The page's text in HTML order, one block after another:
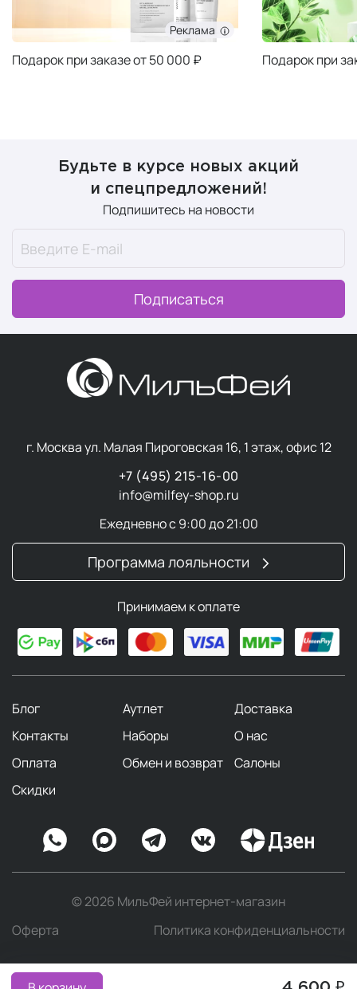
Реклама
Подарок при заказе от 50 000 ₽ Подарок при
Будьте в курсе новых акций
и спецпредложений!
Подпишитесь на новости
Подписаться
г. Москва ул. Малая Пироговская 16, 1 этаж, офис 12
+7 (495) 215-16-00
info@milfey-shop.ru
Ежедневно с 9:00 до 21:00
Программа лояльности
Принимаем к оплате
Блог Аутлет
Доставка
Контакты
Наборы
О нас
Оплата
Обмен и возврат
Салоны
Скидки
© 2026 МильФей интернет-магазин
Оферта
Политика конфиденциальности